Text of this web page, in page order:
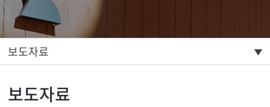
보도자료
보도자료